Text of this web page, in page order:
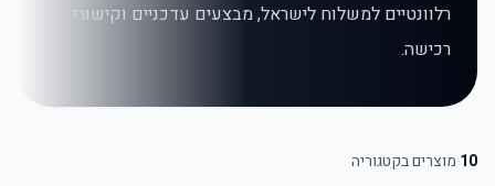
רלוונטיים למשלוח לישראל, מבצעים עדכניים וקישורי
רכישה.
10 מוצרים בקטגוריה